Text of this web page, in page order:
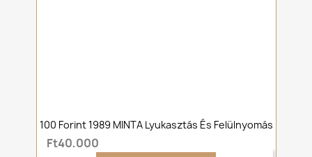
100 Forint 1989 MINTA Lyukasztás És Felülnyomás
Ft40,000